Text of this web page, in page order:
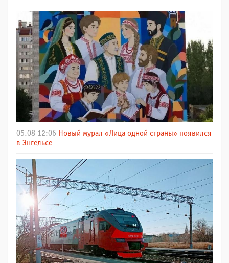
05.08 12:06 Новый мурал «Лица одной страны» появился
в Энгельсе